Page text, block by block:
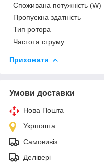
Споживана потужність (W)
Пропускна здатність
Тип ротора
Частота струму
Приховати
Умови доставки
Нова Пошта
Укрпошта
Самовивіз
Делівері